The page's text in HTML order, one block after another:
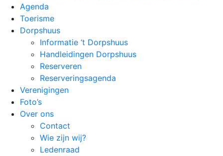
Agenda
Toerisme
Dorpshuus
Informatie ‘t Dorpshuus
Handleidingen Dorpshuus
Reserveren
Reserveringsagenda
Verenigingen
Foto’s
Over ons
Contact
Wie zijn wij?
Ledenraad